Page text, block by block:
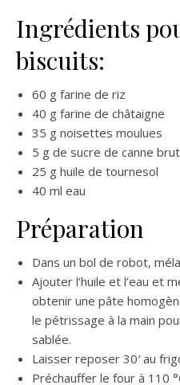
Ingrédients
biscuits:
60 g farine de riz
40 g farine de châtaigne
35 g noisettes moulues
5 g de sucre de canne
25 g huile de tournesol
40 ml eau
Préparation
Dans un bol de robot,
Ajouter l’huile et l’eau et
obtenir une pâte
le pétrissage à la main
sablée.
Laisser reposer 30′ au
Préchauffer le four à 110